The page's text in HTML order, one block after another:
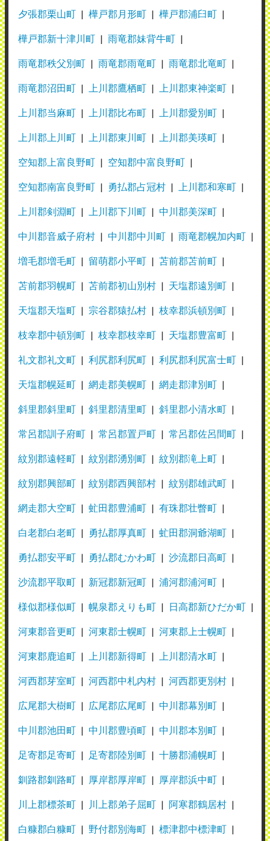
夕張郡栗山町 樺戸郡月形町 樺戸郡浦臼町
樺戸郡新十津川町 雨竜郡妹背牛町
雨竜郡秩父別町 雨竜郡雨竜町 雨竜郡北竜町
雨竜郡沼田町 上川郡鷹栖町 上川郡東神楽町
上川郡当麻町 上川郡比布町 上川郡愛別町
上川郡上川町 上川郡東川町 上川郡美瑛町
空知郡上富良野町 空知郡中富良野町
空知郡南富良野町 勇払郡占冠村 上川郡和寒町
上川郡剣淵町 上川郡下川町 中川郡美深町
中川郡音威子府村 中川郡中川町 雨竜郡幌加内町
増毛郡増毛町 留萌郡小平町 苫前郡苫前町
苫前郡羽幌町 苫前郡初山別村 天塩郡遠別町
天塩郡天塩町 宗谷郡猿払村 枝幸郡浜頓別町
枝幸郡中頓別町 枝幸郡枝幸町 天塩郡豊富町
礼文郡礼文町 利尻郡利尻町 利尻郡利尻富士町
天塩郡幌延町 網走郡美幌町 網走郡津別町
斜里郡斜里町 斜里郡清里町 斜里郡小清水町
常呂郡訓子府町 常呂郡置戸町 常呂郡佐呂間町
紋別郡遠軽町 紋別郡湧別町 紋別郡滝上町
紋別郡興部町 紋別郡西興部村 紋別郡雄武町
網走郡大空町 虻田郡豊浦町 有珠郡壮瞥町
白老郡白老町 勇払郡厚真町 虻田郡洞爺湖町
勇払郡安平町 勇払郡むかわ町 沙流郡日高町
沙流郡平取町 新冠郡新冠町 浦河郡浦河町
様似郡様似町 幌泉郡えりも町 日高郡新ひだか町
河東郡音更町 河東郡士幌町 河東郡上士幌町
河東郡鹿追町 上川郡新得町 上川郡清水町
河西郡芽室町 河西郡中札内村 河西郡更別村
広尾郡大樹町 広尾郡広尾町 中川郡幕別町
中川郡池田町 中川郡豊頃町 中川郡本別町
足寄郡足寄町 足寄郡陸別町 十勝郡浦幌町
釧路郡釧路町 厚岸郡厚岸町 厚岸郡浜中町
川上郡標茶町 川上郡弟子屈町 阿寒郡鶴居村
白糠郡白糠町 野付郡別海町 標津郡中標津町